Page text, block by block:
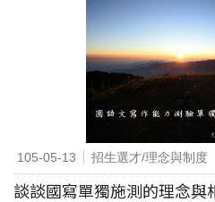
105-05-13 招生選才/理念與制度
談談國寫單獨施測的理念與